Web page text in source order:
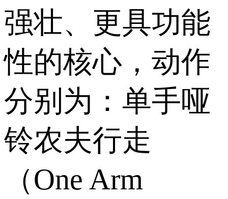
强壮、更具功能
性的核心，动作
分别为：单手哑
铃农夫行走
（One Arm